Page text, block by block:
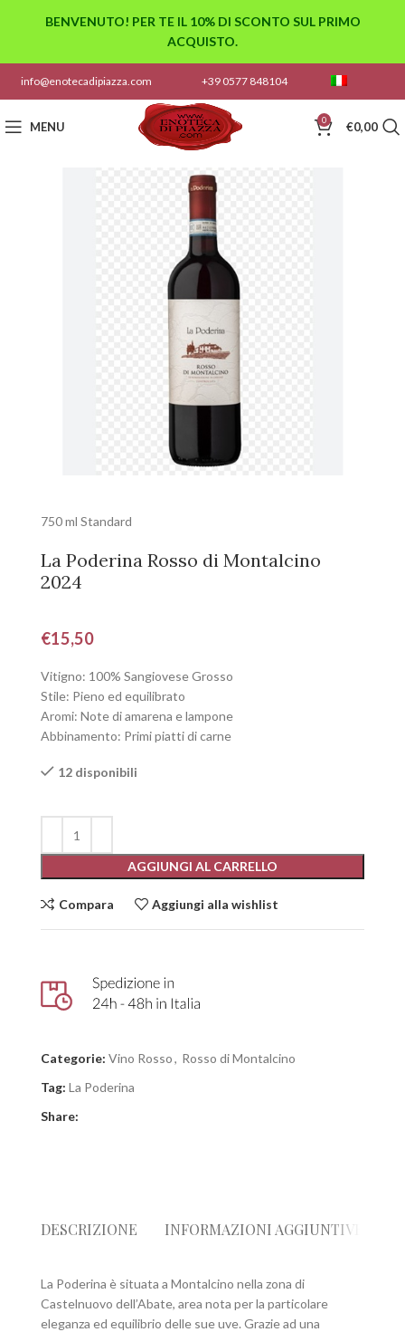
info@enotecadipiazza.com +39 0577 848104
MENU 0 €0,00
750 ml Standard
La Poderina Rosso di Montalcino
2024
€15,50
Vitigno: 100% Sangiovese Grosso
Stile: Pieno ed equilibrato
Aromi: Note di amarena e lampone
Abbinamento: Primi piatti di carne
12 disponibili
AGGIUNGI AL CARRELLO
Compara Aggiungi alla wishlist
Categorie: Vino Rosso, Rosso di Montalcino
Tag: La Poderina
Share:
DESCRIZIONE INFORMAZIONI AGGIUNTIVE
La Poderina è situata a Montalcino nella zona di
Castelnuovo dell’Abate, area nota per la particolare
eleganza ed equilibrio delle sue uve. Grazie ad una
BENVENUTO! PER TE IL 10% DI SCONTO SUL PRIMO
ACQUISTO.